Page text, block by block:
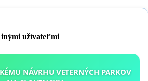
inými užívateľmi
NÁVRHU VETERNÝCH PARKOV